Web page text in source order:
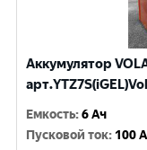
Аккумулятор
Емкость:6 Ач
Пусковой ток: 100 A